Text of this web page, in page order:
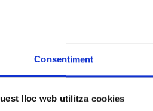
Consentiment
lloc web utilitza cookies